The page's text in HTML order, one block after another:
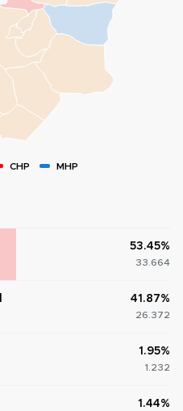
CHP MHP
53.45%
33.664
41.87%
26.372
1.95%
1.232
1.44%